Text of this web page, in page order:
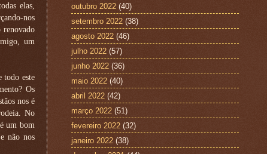
elas,
nos
renovado
um
todo este
Os
nos é
No
um bom
não nos
outubro 2022 (40)
setembro 2022 (38)
agosto 2022 (46)
julho 2022 (57)
junho 2022 (36)
maio 2022 (40)
abril 2022 (42)
março 2022 (51)
fevereiro 2022 (32)
janeiro 2022 (38)